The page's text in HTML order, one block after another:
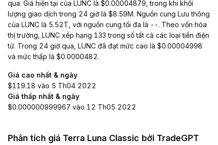
qua. Giá hiện tại của LUNC là $0.00004879, trong khi khối
lượng giao dịch trong 24 giờ là $8.59M. Nguồn cung Lưu thông
của LUNC là 5.52T, với nguồn cung tối đa là --. Theo vốn hóa
thị trường, LUNC xếp hạng 133 trong số tất cả các loại tiền điện
tử. Trong 24 giờ qua, LUNC đã đạt mức cao là $0.00004998
và mức thấp là $0.0000482.
Giá cao nhất & ngày
$119.18 vào 5 Th04 2022
Giá thấp nhất & ngày
$0.000000999967 vào 12 Th05 2022
Phân tích giá Terra Luna Classic bởi TradeGPT